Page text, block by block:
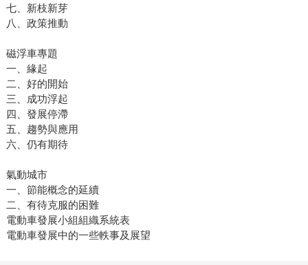
七、新枝新芽
八、政策推動
磁浮車專題
一、緣起
二、好的開始
三、成功浮起
四、發展停滯
五、趨勢與應用
六、仍有期待
氣動城市
一、節能概念的延續
二、有待克服的困難
電動車發展小組組織系統表
電動車發展中的一些軼事及展望